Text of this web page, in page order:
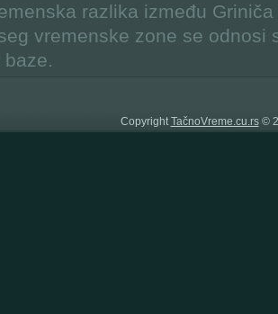
razlika između
vremenske zone se odnosi
baze.
CopyrightTačnoVreme.cu.rs©